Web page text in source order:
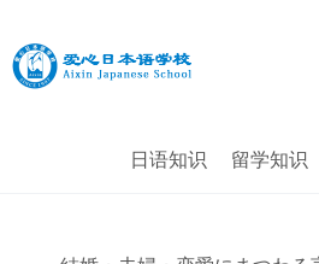
日语知识 留学知识